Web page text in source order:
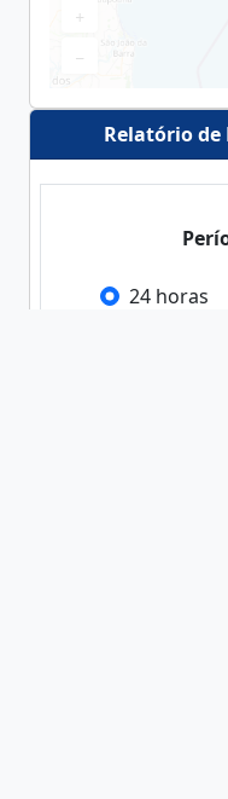
+
−
Relatório de
24 horas